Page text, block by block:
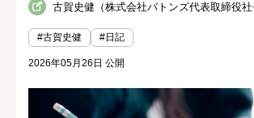
古賀史健（株式会社バトンズ代表取締役社
#古賀史健 #日記
2026年05月26日 公開